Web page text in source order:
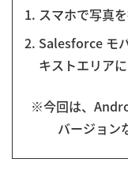
スマホで写真
Salesforce モ
キストエリア
※今回は、
バージョン